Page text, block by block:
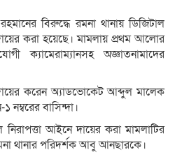
বিরুদ্ধে রমনা থানায় ডিজিটাল
করা হয়েছে। মামলায় প্রথম আলোর
ক্যামেরাম্যানসহ অজ্ঞাতনামাদের
করেন অ্যাডভোকেট আব্দুল মালেক
নম্বরের বাসিন্দা।
নিরাপত্তা আইনে দায়ের করা মামলাটির
থানার পরিদর্শক আবু আনছারকে।